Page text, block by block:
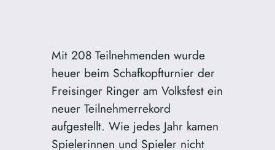
Mit 208 Teilnehmenden wurde
heuer beim Schafkopfturnier der
Freisinger Ringer am Volksfest ein
neuer Teilnehmerrekord
aufgestellt. Wie jedes Jahr kamen
Spielerinnen und Spieler nicht